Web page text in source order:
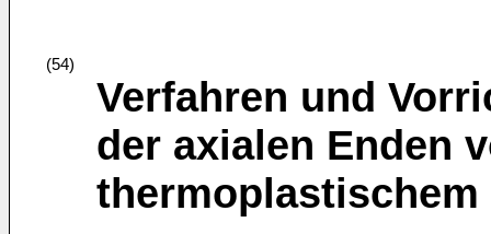
(54)
Verfahren und
der axialen Enden